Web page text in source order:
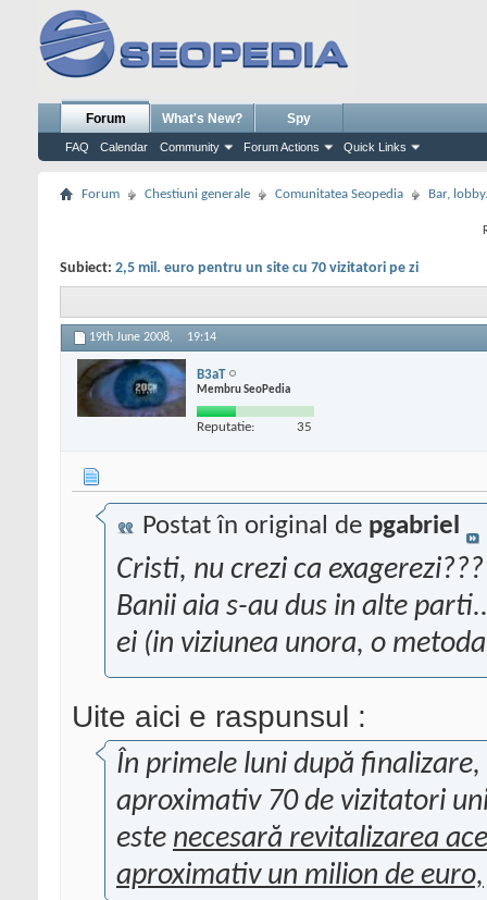
Forum
FAQ Calendar Community Forum Actions Quick Links
What's New? Spy
Forum Chestiuni generale Comunitatea Seopedia Bar,
Subiect: 2,5 mil. euro pentru un site cu 70 vizitatori pe zi
19th June 2008, 19:14
B3aT
Membru SeoPedia
Reputatie: 35
Postat în original de pgabriel
Cristi, nu crezi ca
Banii aia s-au dus in alte
ei (in viziunea unora, o
Uite aici e raspunsul :
În primele luni după
aproximativ 70 de vizitatori
este necesară revitalizarea
aproximativ un milion de euro,